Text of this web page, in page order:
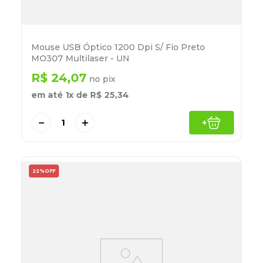
Mouse USB Óptico 1200 Dpi S/ Fio Preto
MO307 Multilaser - UN
R$ 24,07 no pix
em até 1x de R$ 25,34
＋
－ +
22% OFF